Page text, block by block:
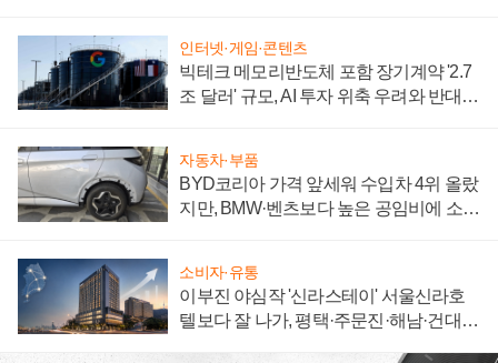
인터넷·게임·콘텐츠
빅테크 메모리반도체 포함 장기계약 '2.7
조 달러' 규모, AI 투자 위축 우려와 반대
자동차·부품
BYD코리아 가격 앞세워 수입차 4위 올랐
지만, BMW·벤츠보다 높은 공임비에 소비
소비자·유통
이부진 야심작 '신라스테이' 서울신라호
텔보다 잘 나가, 평택·주문진·해남·건대로